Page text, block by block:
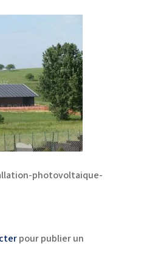
photovoltaique-
pour publier un